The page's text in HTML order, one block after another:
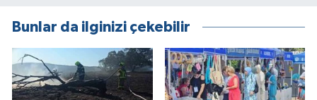
Bunlar da ilginizi çekebilir